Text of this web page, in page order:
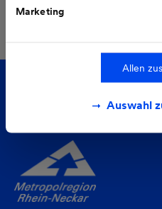
Marketing
Allen
Auswahl
Folgen Sie uns auf